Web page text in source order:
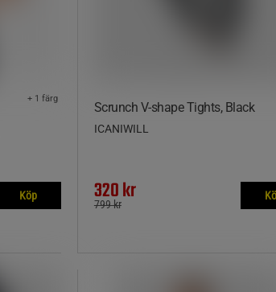
+ 1 färg
Köp
Scrunch V-shape Tights, Black
ICANIWILL
320 kr
799 kr